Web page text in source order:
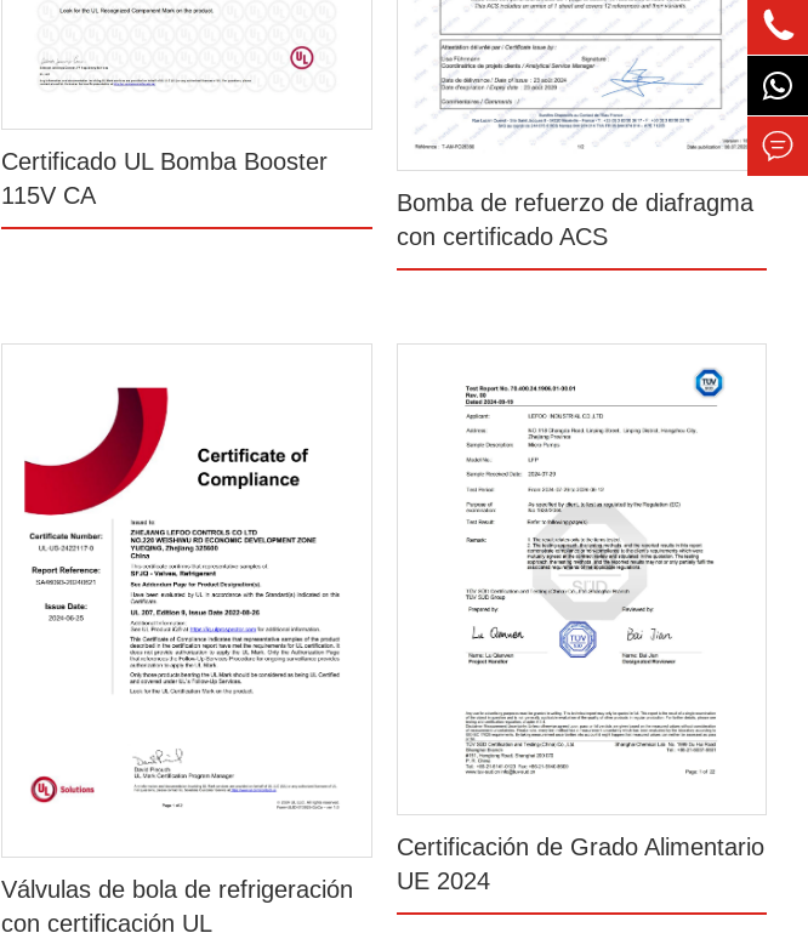
Certificado UL Bomba Booster
115V CA
Bomba de refuerzo de diafragma
con certificado ACS
Válvulas de bola de refrigeración
con certificación UL
Certificación de Grado Alimentario
UE 2024

